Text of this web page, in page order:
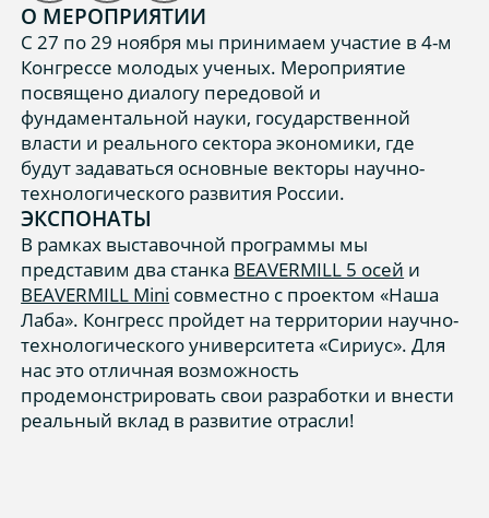
О МЕРОПРИЯТИИ
С 27 по 29 ноября мы принимаем участие в 4-м
Конгрессе молодых ученых. Мероприятие
посвящено диалогу передовой и
фундаментальной науки, государственной
власти и реального сектора экономики, где
будут задаваться основные векторы научно-
технологического развития России.
ЭКСПОНАТЫ
В рамках выставочной программы мы
представим два станка BEAVERMILL 5 осей и
BEAVERMILL Mini совместно с проектом «Наша
Лаба». Конгресс пройдет на территории научно-
технологического университета «Сириус». Для
нас это отличная возможность
продемонстрировать свои разработки и внести
реальный вклад в развитие отрасли!